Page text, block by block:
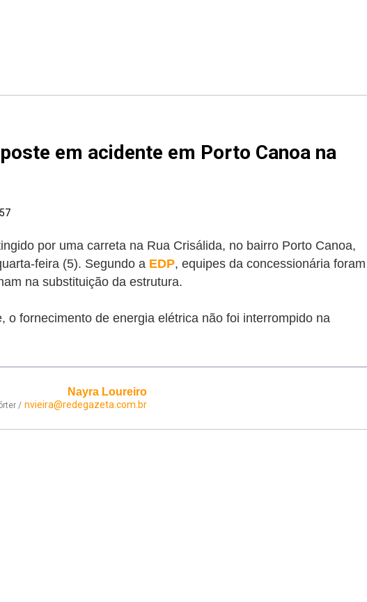
em acidente em Porto Canoa na
por uma carreta na Rua Crisálida, no bairro Porto Canoa,
feira (5). Segundo a EDP, equipes da concessionária foram
na substituição da estrutura.
o fornecimento de energia elétrica não foi interrompido na
Nayra Loureiro
/ nvieira@redegazeta.com.br